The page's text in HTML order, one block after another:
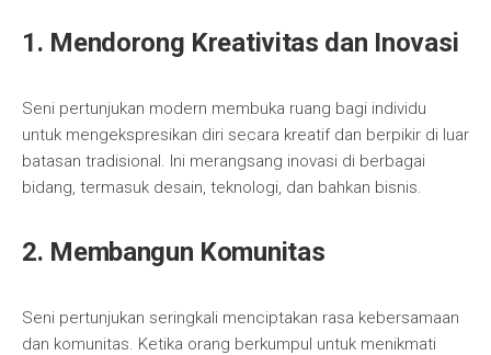
1. Mendorong Kreativitas dan Inovasi
Seni pertunjukan modern membuka ruang bagi individu
untuk mengekspresikan diri secara kreatif dan berpikir di luar
batasan tradisional. Ini merangsang inovasi di berbagai
bidang, termasuk desain, teknologi, dan bahkan bisnis.
2. Membangun Komunitas
Seni pertunjukan seringkali menciptakan rasa kebersamaan
dan komunitas. Ketika orang berkumpul untuk menikmati